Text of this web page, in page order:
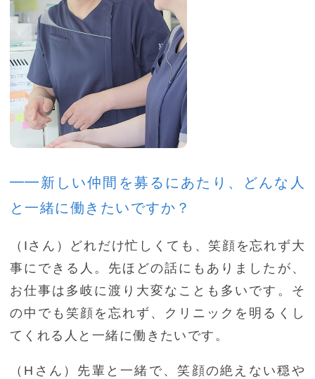
━━新しい仲間を募るにあたり、どんな人
と一緒に働きたいですか？
（Iさん）どれだけ忙しくても、笑顔を忘れず大
事にできる人。先ほどの話にもありましたが、
お仕事は多岐に渡り大変なことも多いです。そ
の中でも笑顔を忘れず、クリニックを明るくし
てくれる人と一緒に働きたいです。
（Hさん）先輩と一緒で、笑顔の絶えない穏や